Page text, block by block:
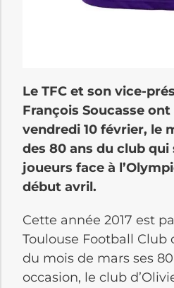
Le TFC et son vice-
François Soucasse
vendredi 10 février, le
des 80 ans du club qui
joueurs face à
début avril.
Cette année 2017 est
Toulouse Football Club
du mois de mars ses
occasion, le club